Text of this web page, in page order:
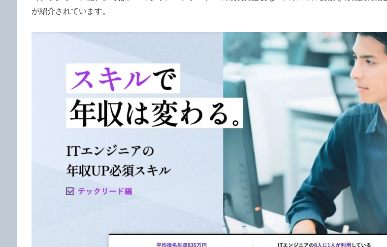
が紹介されています。